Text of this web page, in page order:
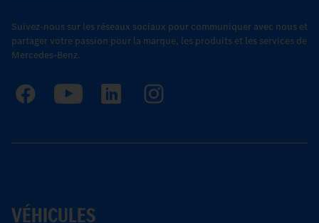
Suivez-nous sur les réseaux sociaux pour communiquer avec nous et
partager votre passion pour la marque, les produits et les services de
Mercedes-Benz.
VÉHICULES